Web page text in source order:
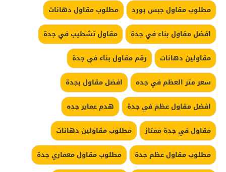
مطلوب مقاول جبس بورد
مطلوب مقاول دهانات
افضل مقاول بناء في جدة
مقاول تشطيب في جدة
مقاولين دهانات
رقم مقاول بناء في جدة
سعر متر العظم في جده
افضل مقاول بجدة
افضل مقاول عظم في جدة
هدم عماير جده
مقاول في جدة ممتاز
مطلوب مقاولين دهانات
مطلوب مقاول عظم جدة
مطلوب مقاول معماري جدة